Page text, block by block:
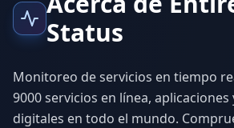
Status
Monitoreo de servicios en tiempo
9000 servicios en línea, aplicaciones
digitales en todo el mundo.